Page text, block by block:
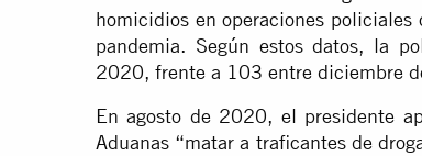
homicidios en operaciones
pandemia. Según estos datos, la
2020, frente a 103 entre diciembre
En agosto de 2020, el presidente
Aduanas “matar a traficantes de